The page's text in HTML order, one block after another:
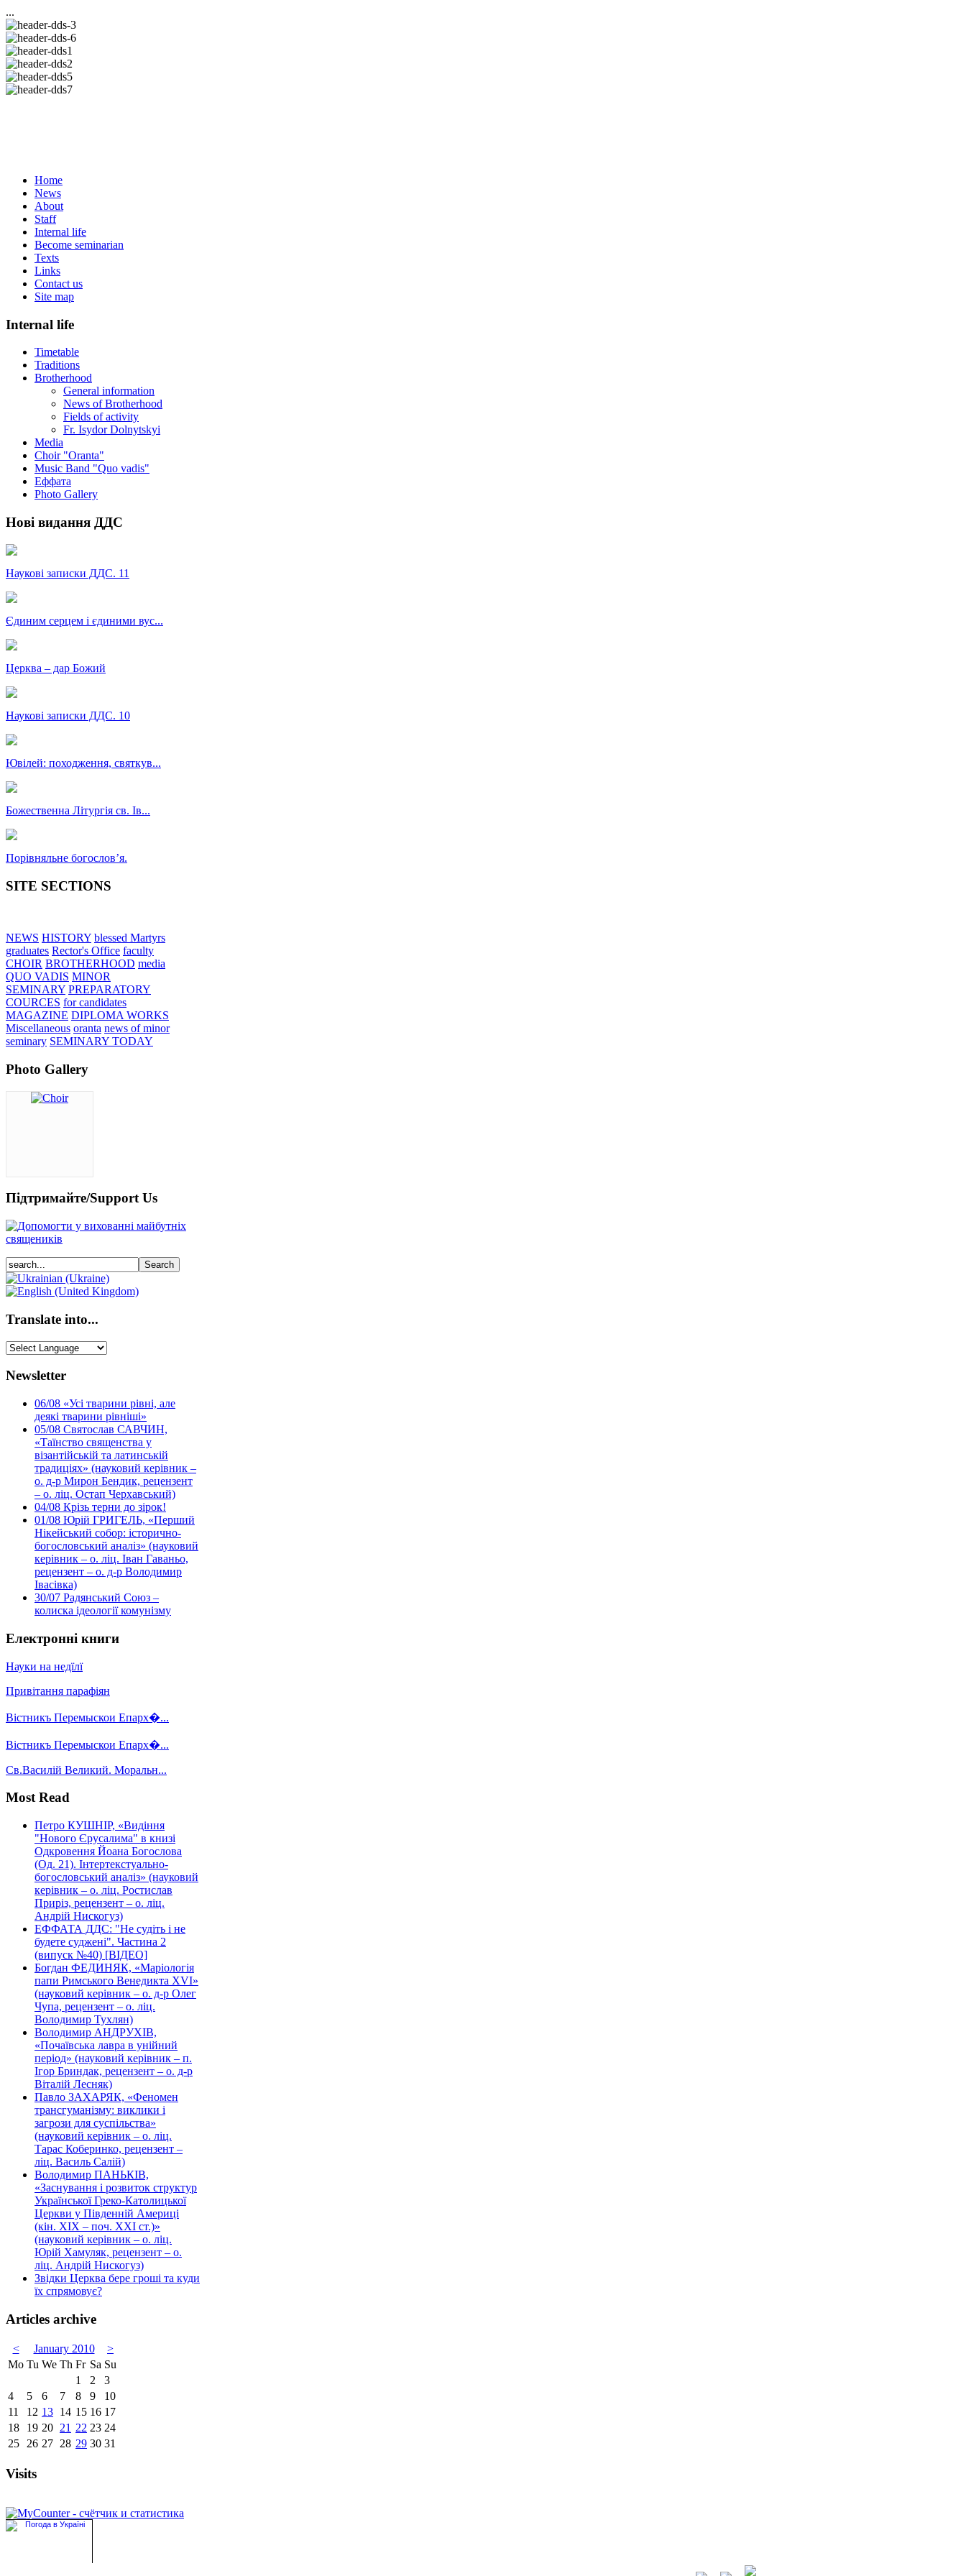
...
Home
News
About
Staff
Internal life
Become seminarian
Texts
Links
Contact us
Site map
Internal life
Timetable
Traditions
Brotherhood
General information
News of Brotherhood
Fields of activity
Fr. Isydor Dolnytskyi
Media
Choir "Oranta"
Music Band "Quo vadis"
Еффата
Photo Gallery
Нові видання ДДС
Наукові записки ДДС. 11
Єдиним серцем і єдиними вус...
Церква – дар Божий
Наукові записки ДДС. 10
Ювілей: походження, святкув...
Божественна Літургія св. Ів...
Порівняльне богословʼя.
SITE SECTIONS
NEWS HISTORY blessed Martyrs
graduates Rector's Office faculty
CHOIR BROTHERHOOD media
QUO VADIS MINOR
SEMINARY PREPARATORY
COURCES for candidates
MAGAZINE DIPLOMA WORKS
Miscellaneous oranta news of minor
seminary SEMINARY TODAY
Photo Gallery
Підтримайте/Support Us
Translate into...
Newsletter
06/08 «Усі тварини рівні, але
деякі тварини рівніші»
05/08 Святослав САВЧИН,
«Таїнство священства у
візантійській та латинській
традиціях» (науковий керівник –
о. д-р Мирон Бендик, рецензент
– о. ліц. Остап Черхавський)
04/08 Крізь терни до зірок!
01/08 Юрій ГРИГЕЛЬ, «Перший
Нікейський собор: історично-
богословський аналіз» (науковий
керівник – о. ліц. Іван Гаваньо,
рецензент – о. д-р Володимир
Івасівка)
30/07 Радянський Союз –
колиска ідеології комунізму
Електронні книги
Науки на недїлї
Привітання парафіян
Вістникъ Перемыскои Епарх�...
Вістникъ Перемыскои Епарх�...
Св.Василій Великий. Моральн...
Most Read
Петро КУШНІР, «Видіння
"Нового Єрусалима" в книзі
Одкровення Йоана Богослова
(Од. 21). Інтертекстуально-
богословський аналіз» (науковий
керівник – о. ліц. Ростислав
Приріз, рецензент – о. ліц.
Андрій Нискогуз)
ЕФФАТА ДДС: "Не судіть і не
будете суджені". Частина 2
(випуск №40) [ВІДЕО]
Богдан ФЕДИНЯК, «Маріологія
папи Римського Венедикта XVI»
(науковий керівник – о. д-р Олег
Чупа, рецензент – о. ліц.
Володимир Тухлян)
Володимир АНДРУХІВ,
«Почаївська лавра в унійний
період» (науковий керівник – п.
Ігор Бриндак, рецензент – о. д-р
Віталій Лесняк)
Павло ЗАХАРЯК, «Феномен
трансгуманізму: виклики і
загрози для суспільства»
(науковий керівник – о. ліц.
Тарас Коберинко, рецензент –
ліц. Василь Салій)
Володимир ПАНЬКІВ,
«Заснування і розвиток структур
Української Греко-Католицької
Церкви у Південній Америці
(кін. ХІХ – поч. ХХІ ст.)»
(науковий керівник – о. ліц.
Юрій Хамуляк, рецензент – о.
ліц. Андрій Нискогуз)
Звідки Церква бере гроші та куди
їх спрямовує?
Articles archive
< January 2010
>
Mo Tu We Th Fr Sa Su
1
2
3
4
5 6 7 8 9
10
11
12 13 14 15 16 17
18
19 20 21 22 23 24
25
26 27 28 29 30 31
Visits